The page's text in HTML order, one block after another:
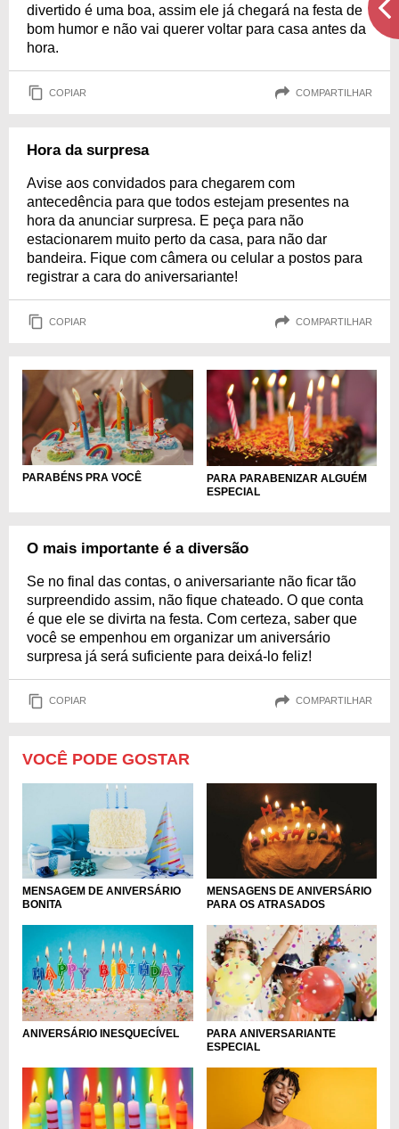
divertido é uma boa, assim ele já chegará na festa de
bom humor e não vai querer voltar para casa antes da
hora.
COPIAR COMPARTILHAR
Hora da surpresa
Avise aos convidados para chegarem com
antecedência para que todos estejam presentes na
hora da anunciar surpresa. E peça para não
estacionarem muito perto da casa, para não dar
bandeira. Fique com câmera ou celular a postos para
registrar a cara do aniversariante!
COPIAR COMPARTILHAR
PARABÉNS PRA VOCÊ
PARA PARABENIZAR ALGUÉM
ESPECIAL
O mais importante é a diversão
Se no final das contas, o aniversariante não ficar tão
surpreendido assim, não fique chateado. O que conta
é que ele se divirta na festa. Com certeza, saber que
você se empenhou em organizar um aniversário
surpresa já será suficiente para deixá-lo feliz!
COPIAR COMPARTILHAR
VOCÊ PODE GOSTAR
MENSAGEM DE ANIVERSÁRIO
BONITA
MENSAGENS DE ANIVERSÁRIO
PARA OS ATRASADOS
ANIVERSÁRIO INESQUECÍVEL
PARA ANIVERSARIANTE
ESPECIAL